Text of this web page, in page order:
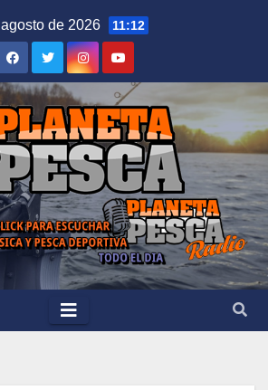
de 2026 11:12